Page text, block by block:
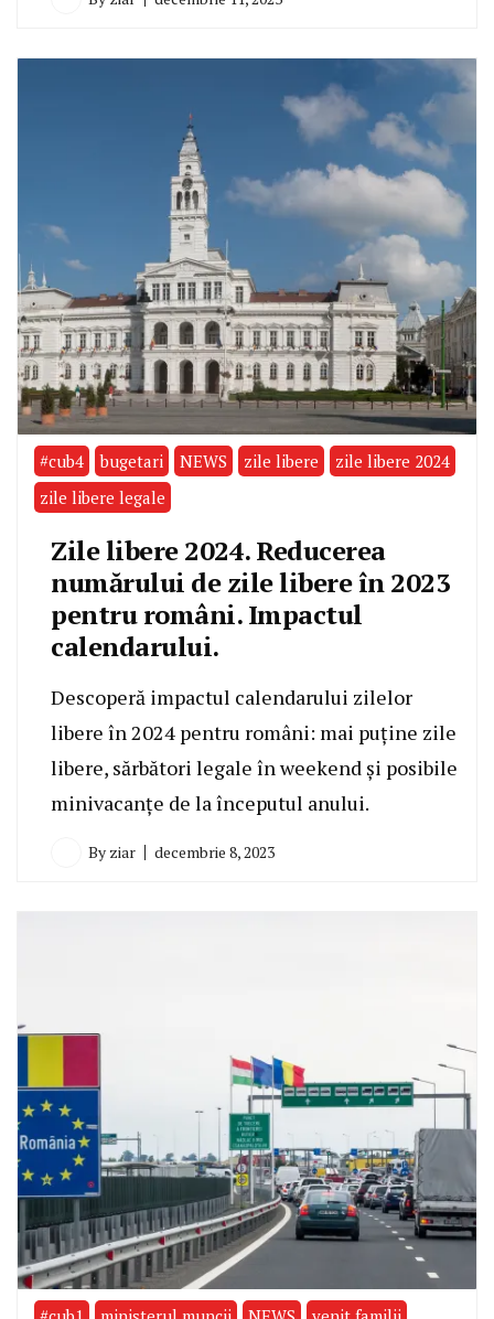
#cub4 bugetari NEWS zile libere
zile libere 2024
zile libere legale
Zile libere 2024. Reducerea
numărului de zile libere în 2023
pentru români. Impactul
calendarului.
Descoperă impactul calendarului zilelor
libere în 2024 pentru români: mai puține zile
libere, sărbători legale în weekend și posibile
minivacanțe de la începutul anului.
By ziar decembrie 8, 2023